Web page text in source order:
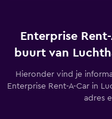
Enterprise
buurt van
Hieronder vind je
Enterprise Rent-A-Car in
adres